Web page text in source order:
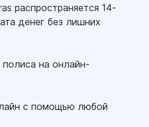
распространяется 14-
денег без лишних
полиса на онлайн-
с помощью любой